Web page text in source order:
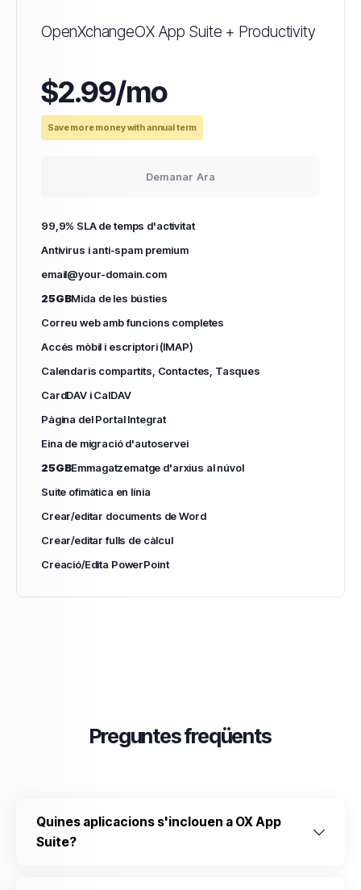
OpenXchangeOX App Suite + Productivity
$2.99/mo
Save more money with annual term
Demanar Ara
99,9% SLA de temps d'activitat
Antivirus i anti-spam premium
email@your-domain.com
25GBMida de les bústies
Correu web amb funcions completes
Accés mòbil i escriptori (IMAP)
Calendaris compartits, Contactes, Tasques
CardDAV i CalDAV
Pàgina del Portal Integrat
Eina de migració d'autoservei
25GBEmmagatzematge d'arxius al núvol
Suite ofimàtica en línia
Crear/editar documents de Word
Crear/editar fulls de càlcul
Creació/Edita PowerPoint
Preguntes freqüents
Quines aplicacions s'inclouen a OX App
Suite?